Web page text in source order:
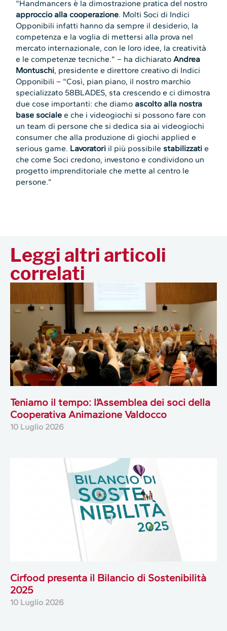
“Handmancers è la dimostrazione pratica del nostro
approccio alla cooperazione. Molti Soci di Indici
Opponibili infatti hanno da sempre il desiderio, la
competenza e la voglia di mettersi alla prova nel
mercato internazionale, con le loro idee, la creatività
e le competenze tecniche.” – ha dichiaratoAndrea
Montuschi, presidente e direttore creativo di Indici
Opponibili – “Così, pian piano, il nostro marchio
specializzato 58BLADES, sta crescendo e ci dimostra
due cose importanti: che diamoascolto alla nostra
base sociale e che i videogiochi si possono fare con
un team di persone che si dedica sia ai videogiochi
consumer che alla produzione di giochi applied e
serious game. Lavoratori il più possibile stabilizzati e
che come Soci credono, investono e condividono un
progetto imprenditoriale che mette al centro le
persone.”
Leggi altri articoli
correlati
Teniamo il tempo: l’Assemblea dei soci della
Cooperativa Animazione Valdocco
10 Luglio 2026
Cirfood presenta il Bilancio di Sostenibilità
2025
10 Luglio 2026